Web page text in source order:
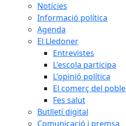
Notícies
Informació política
Agenda
El Lledoner
Entrevistes
L'escola participa
L'opinió política
El comerç del poble
Fes salut
Butlletí digital
Comunicació i premsa